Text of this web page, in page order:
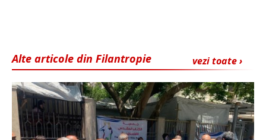
vezi toate ›
Alte articole din Filantropie